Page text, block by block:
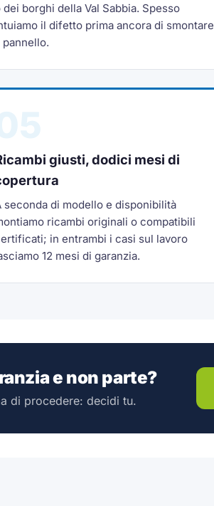
dei borghi della Val Sabbia. Spesso
il difetto prima ancora di smontare
pannello.
giusti, dodici mesi di
seconda di modello e disponibilità
ricambi originali o compatibili
in entrambi i casi sul lavoro
12 mesi di garanzia.
e non parte?
di procedere: decidi tu.